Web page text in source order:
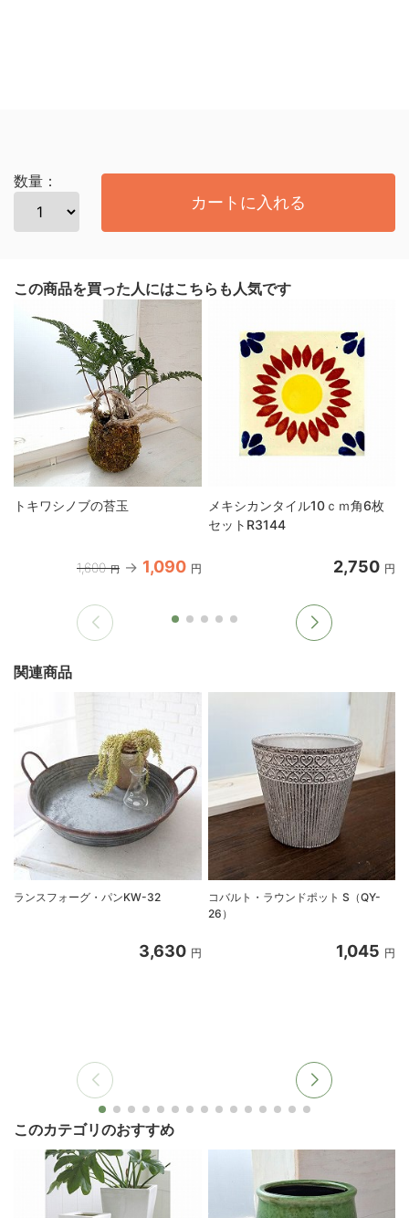
数量：
カートに入れる
この商品を買った人にはこちらも人気です
トキワシノブの苔玉
1,600 円 1,090 円
メキシカンタイル10ｃｍ角6枚
セットR3144
2,750 円
関連商品
ランスフォーグ・パンKW-32
3,630 円
コバルト・ラウンドポット S（QY-
26）
1,045 円
このカテゴリのおすすめ